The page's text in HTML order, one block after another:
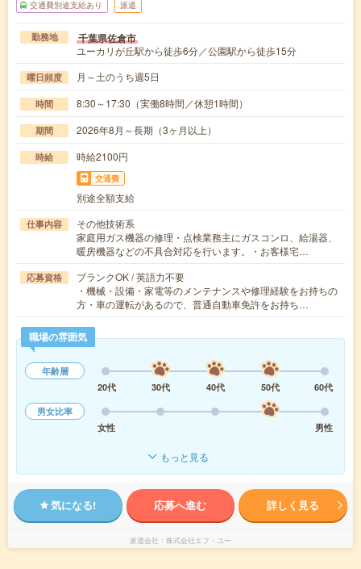
交通費別途支給あり 派遣
勤務地 千葉県佐倉市
ユーカリが丘駅から徒歩6分／公園駅から徒歩15分
曜日頻度 月～土のうち週5日
時間 8:30～17:30（実働8時間／休憩1時間）
期間 2026年8月～長期（3ヶ月以上）
時給 時給2100円
交通費
別途全額支給
仕事内容
その他技術系
家庭用ガス機器の修理・点検業務主にガスコンロ、給湯器、
暖房機器などの不具合対応を行います。・お客様宅…
応募資格
ブランクOK / 英語力不要
・機械・設備・家電等のメンテナンスや修理経験をお持ちの
方・車の運転があるので、普通自動車免許をお持ち…
職場の雰囲気
年齢層
20代
30代 40代 50代
60代
男女比率
女性
男性
もっと見る
気になる! 応募へ進む 詳しく見る
派遣会社 株式会社エフ・ユー